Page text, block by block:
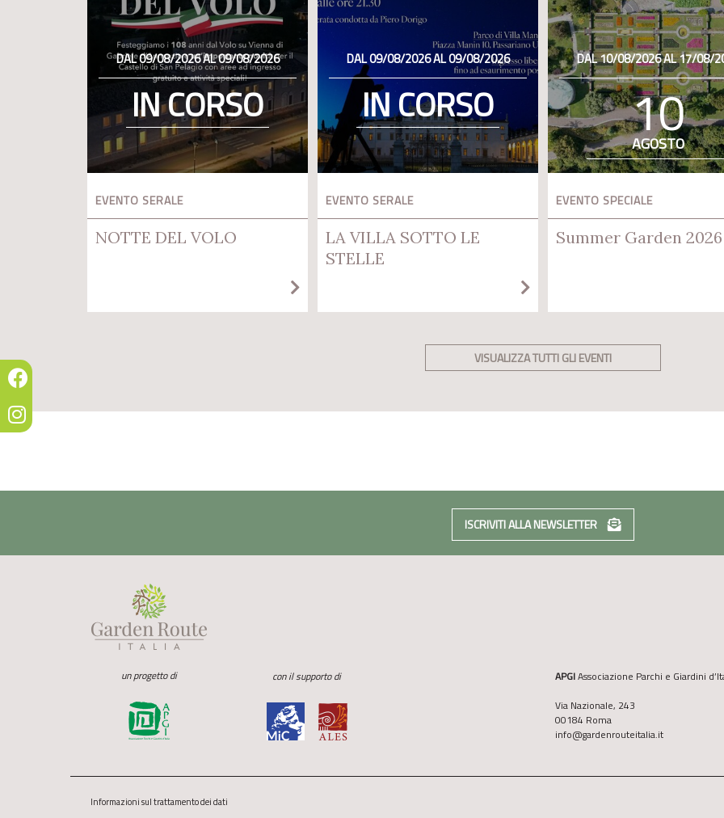
DAL 09/08/2026 AL 09/08/2026
IN CORSO
EVENTO SERALE
NOTTE DEL VOLO
DAL 09/08/2026 AL 09/08/2026
IN CORSO
EVENTO SERALE
LA VILLA SOTTO LE
STELLE
DAL 10/08/2026 AL 17/08/
10
AGOSTO
EVENTO SPECIALE
Summer Garden 2026
VISUALIZZA TUTTI GLI EVENTI
ISCRIVITI ALLA NEWSLETTER
un progetto di con il supporto di APGIAssociazione Parchi e Giardini
Via Nazionale, 243
00184 Roma
info@gardenrouteitalia.it
Informazioni sul trattamento dei dati